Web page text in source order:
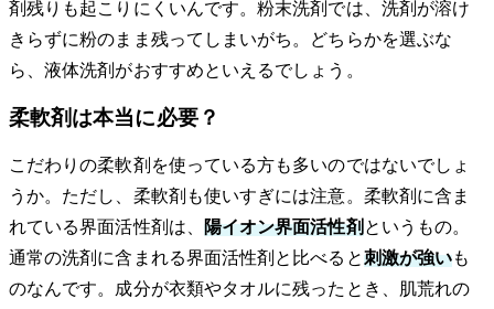
剤残りも起こりにくいんです。粉末洗剤では、洗剤が溶け
きらずに粉のまま残ってしまいがち。どちらかを選ぶな
ら、液体洗剤がおすすめといえるでしょう。
柔軟剤は本当に必要？
こだわりの柔軟剤を使っている方も多いのではないでしょ
うか。ただし、柔軟剤も使いすぎには注意。柔軟剤に含ま
れている界面活性剤は、 陽イオン界面活性剤 というもの。
通常の洗剤に含まれる界面活性剤と比べると刺激が強いも
のなんです。成分が衣類やタオルに残ったとき、肌荒れの